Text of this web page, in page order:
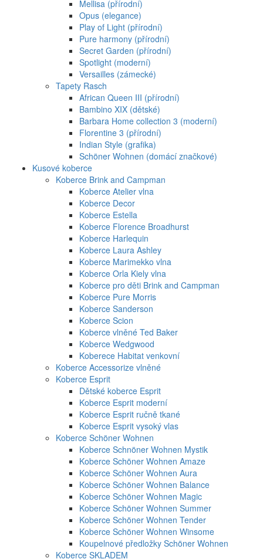
Mellisa (přírodní)
Opus (elegance)
Play of Light (přírodní)
Pure harmony (přírodní)
Secret Garden (přírodní)
Spotlight (moderní)
Versailles (zámecké)
Tapety Rasch
African Queen III (přírodní)
Bambino XIX (dětské)
Barbara Home collection 3 (moderní)
Florentine 3 (přírodní)
Indian Style (grafika)
Schöner Wohnen (domácí značkové)
Kusové koberce
Koberce Brink and Campman
Koberce Atelier vlna
Koberce Decor
Koberce Estella
Koberce Florence Broadhurst
Koberce Harlequin
Koberce Laura Ashley
Koberce Marimekko vlna
Koberce Orla Kiely vlna
Koberce pro děti Brink and Campman
Koberce Pure Morris
Koberce Sanderson
Koberce Scion
Koberce vlněné Ted Baker
Koberce Wedgwood
Koberece Habitat venkovní
Koberce Accessorize vlněné
Koberce Esprit
Dětské koberce Esprit
Koberce Esprit moderní
Koberce Esprit ručně tkané
Koberce Esprit vysoký vlas
Koberce Schöner Wohnen
Koberce Schnöner Wohnen Mystik
Koberce Schöner Wohnen Amaze
Koberce Schöner Wohnen Aura
Koberce Schöner Wohnen Balance
Koberce Schöner Wohnen Magic
Koberce Schöner Wohnen Summer
Koberce Schöner Wohnen Tender
Koberce Schöner Wohnen Winsome
Koupelnové předložky Schöner Wohnen
Koberce SKLADEM